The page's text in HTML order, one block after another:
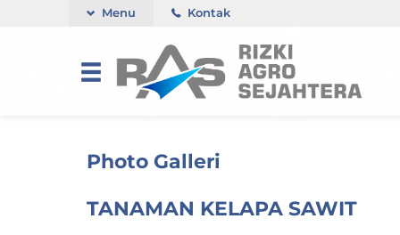
Menu Kontak
Photo Galleri
TANAMAN KELAPA SAWIT